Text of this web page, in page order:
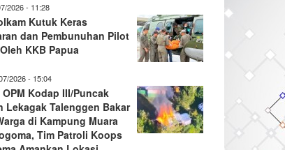
2026 - 11:28
Kutuk Keras
dan Pembunuhan Pilot
KKB Papua
2026 - 15:04
Kodap III/Puncak
Lekagak Talenggen Bakar
di Kampung Muara
Tim Patroli Koops